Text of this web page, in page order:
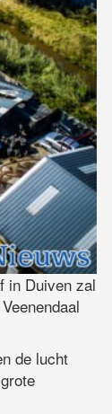
in Duiven zal
de lucht